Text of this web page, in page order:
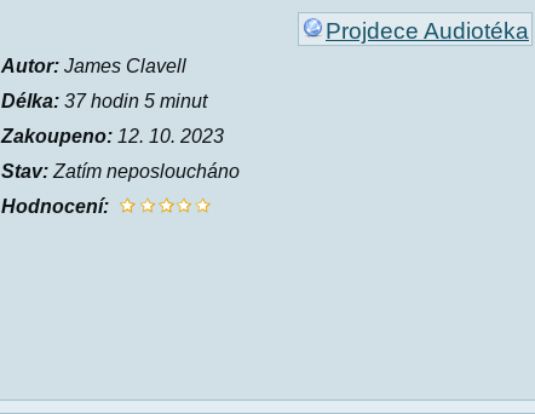
Projdece Audiotéka
Autor: James Clavell
Délka: 37 hodin 5 minut
Zakoupeno: 12. 10. 2023
Stav: Zatím neposloucháno
Hodnocení: